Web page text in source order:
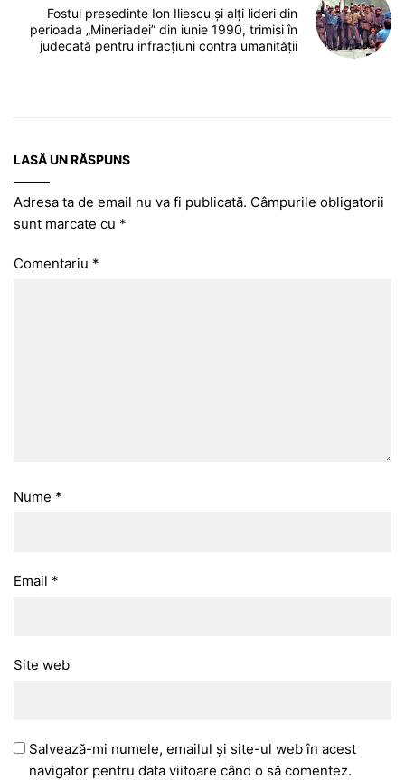
Fostul președinte Ion Iliescu și alți lideri din
perioada „Mineriadei” din iunie 1990, trimiși în
judecată pentru infracțiuni contra umanității
LASĂ UN RĂSPUNS
Adresa ta de email nu va fi publicată. Câmpurile obligatorii
sunt marcate cu *
Comentariu *
Nume *
Email *
Site web
Salvează-mi numele, emailul și site-ul web în acest
navigator pentru data viitoare când o să comentez.